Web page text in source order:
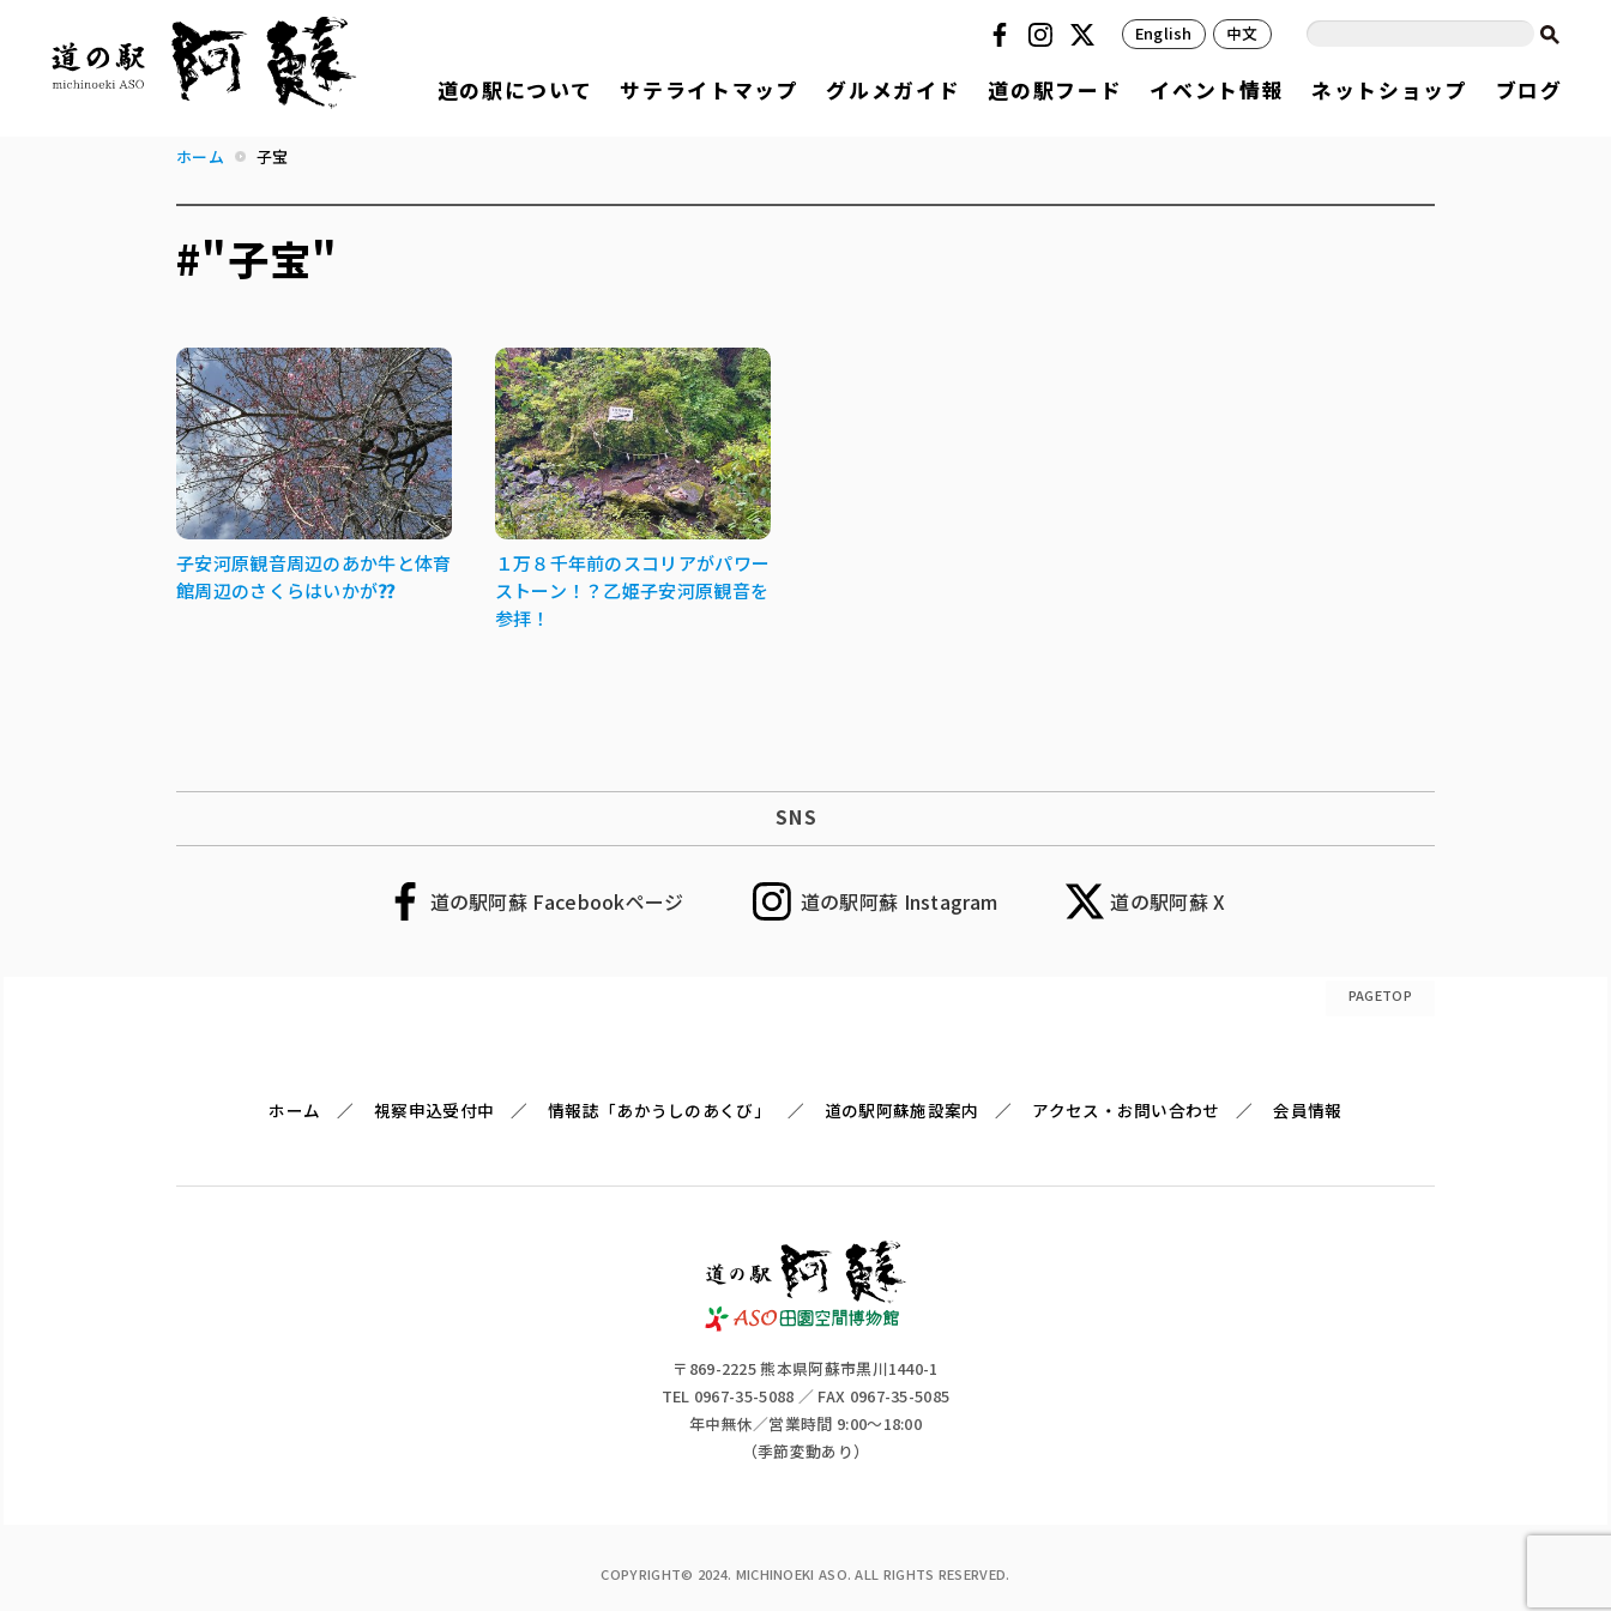
道の駅について サテライトマップ グルメガイド 道の駅フード イベント情報 ネットショップ ブログ
English 中文
ホーム 子宝
#"子宝"
子安河原観音周辺のあか牛と体育
館周辺のさくらはいかが⁇⁇
１万８千年前のスコリアがパワー
ストーン！？乙姫子安河原観音を
参拝！
SNS
道の駅阿蘇 Facebookページ 道の駅阿蘇 Instagram 道の駅阿蘇 X
PAGETOP
ホーム 視察申込受付中 情報誌「あかうしのあくび」 道の駅阿蘇施設案内 アクセス・お問い合わせ 会員情報
〒869-2225 熊本県阿蘇市黒川1440-1
TEL 0967-35-5088 ／ FAX 0967-35-5085
年中無休／営業時間 9:00～18:00
（季節変動あり）
COPYRIGHT© 2024. MICHINOEKI ASO. ALL RIGHTS RESERVED.